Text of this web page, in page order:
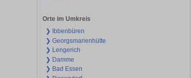
Orte im Umkreis
❯ Ibbenbüren
❯ Georgsmarienhütte
❯ Lengerich
❯ Damme
❯ Bad Essen